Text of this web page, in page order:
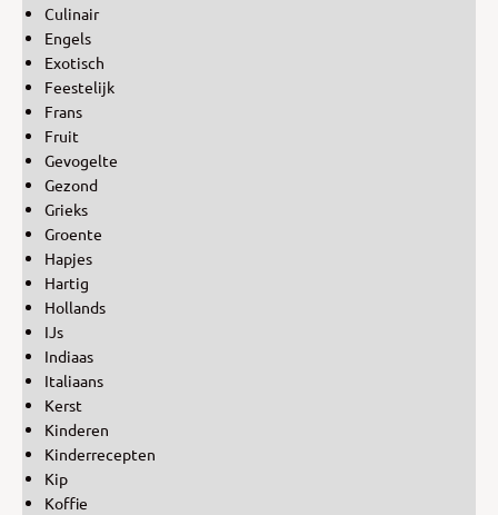
Culinair
Engels
Exotisch
Feestelijk
Frans
Fruit
Gevogelte
Gezond
Grieks
Groente
Hapjes
Hartig
Hollands
IJs
Indiaas
Italiaans
Kerst
Kinderen
Kinderrecepten
Kip
Koffie